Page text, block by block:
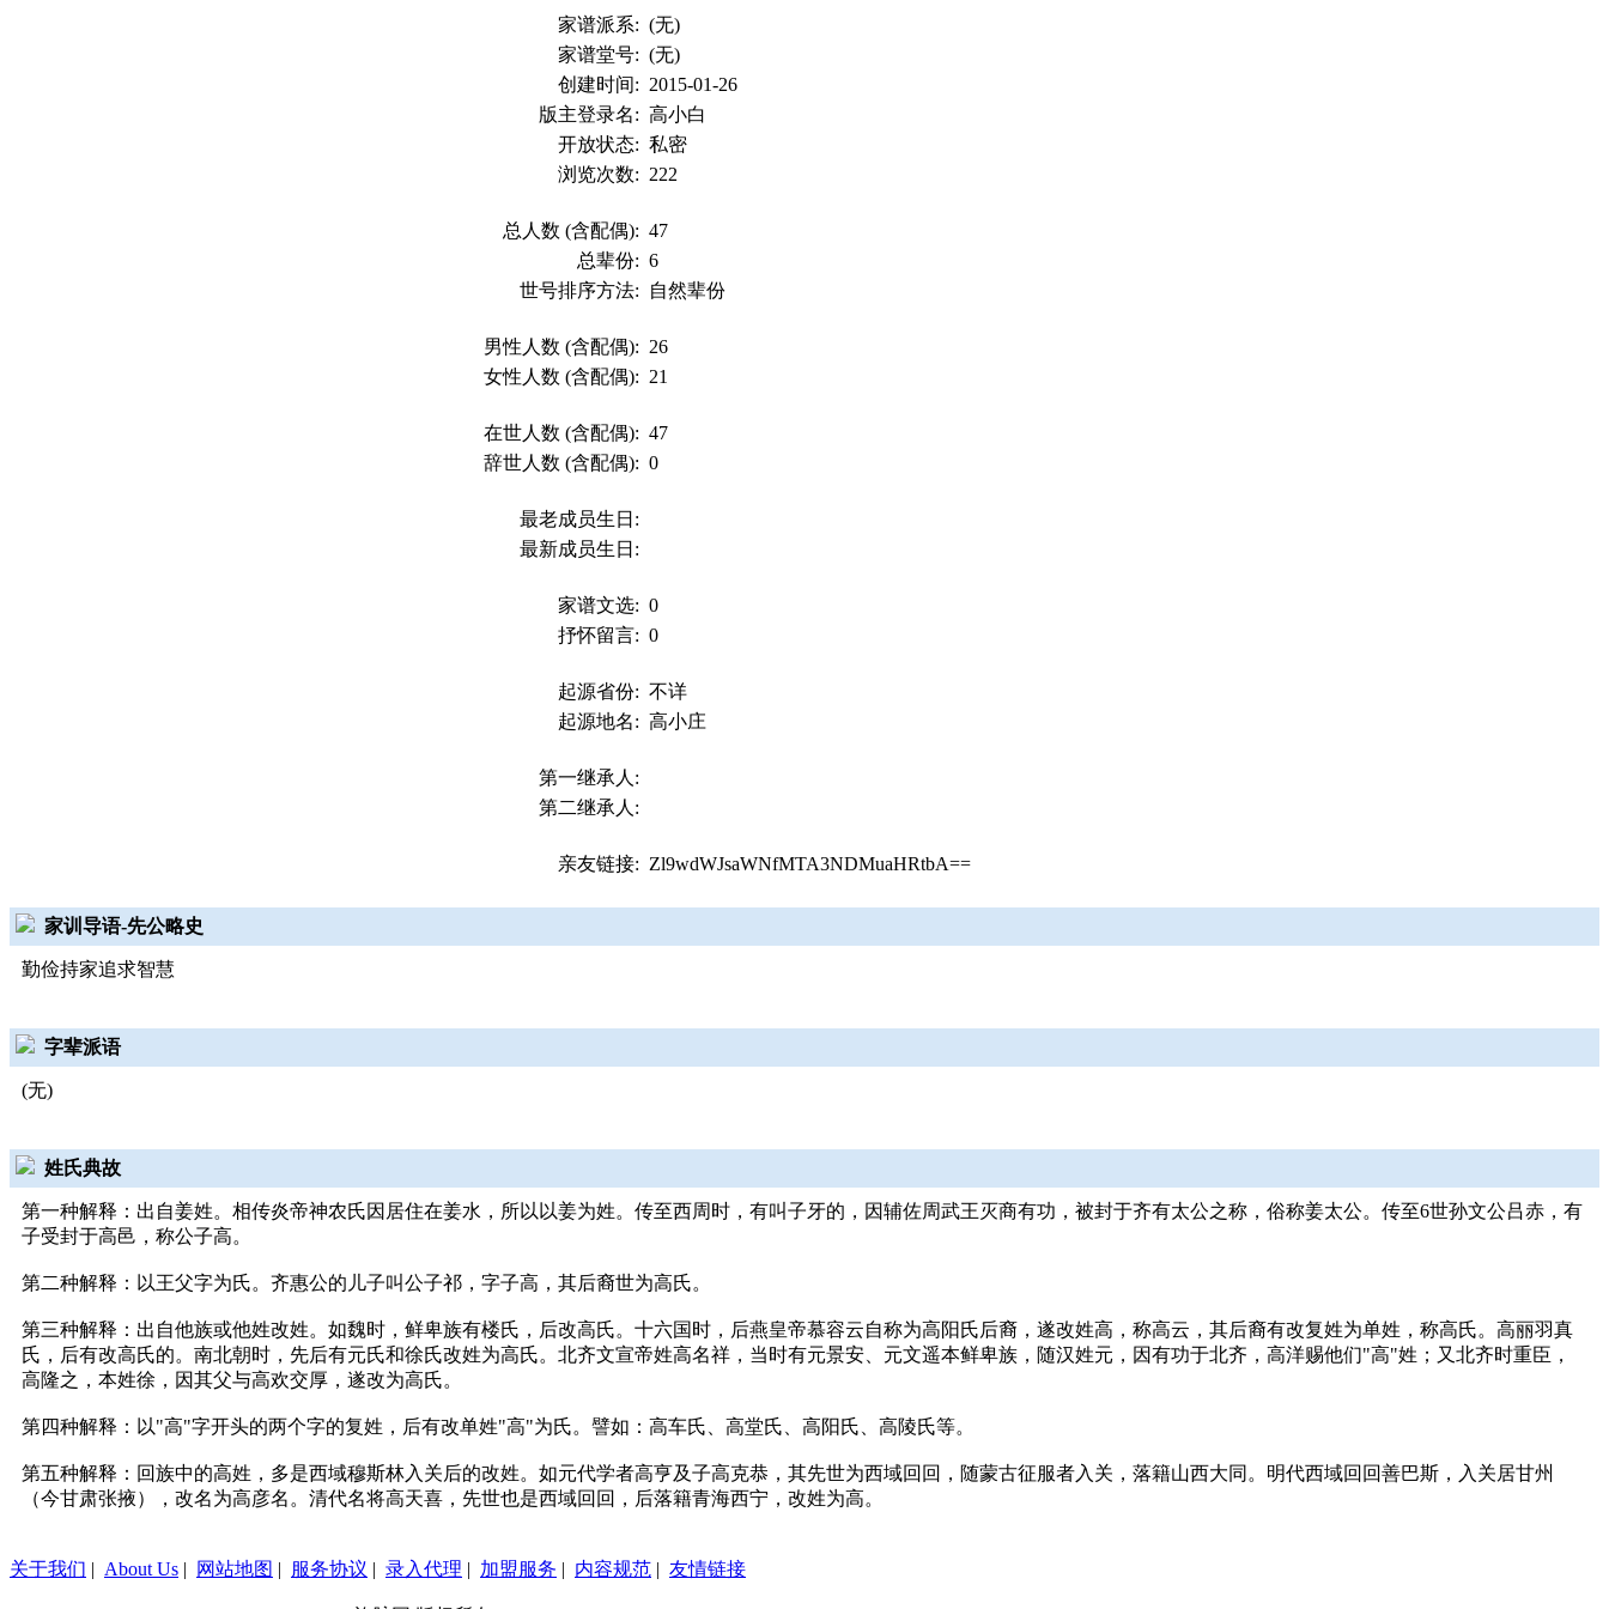
家谱派系: (无)
家谱堂号: (无)
创建时间: 2015-01-26
版主登录名: 高小白
开放状态: 私密
浏览次数: 222
总人数 (含配偶): 47
总辈份: 6
世号排序方法:
自然辈份
男性人数 (含配偶): 26
女性人数 (含配偶): 21
在世人数 (含配偶): 47
辞世人数 (含配偶): 0
最老成员生日:
最新成员生日:
家谱文选: 0
抒怀留言: 0
起源省份: 不详
起源地名: 高小庄
第一继承人:
第二继承人:
亲友链接: Zl9wdWJsaWNfMTA3NDMuaHRtbA==
家训导语-先公略史
勤俭持家追求智慧
字辈派语
(无)
姓氏典故
第一种解释：出自姜姓。相传炎帝神农氏因居住在姜水，所以以姜为姓。传至西周时，有叫子牙的，因辅佐周武王灭商有功，被封于齐有太公之称，俗称姜太公。传至6世孙文公吕赤，有
子受封于高邑，称公子高。
第二种解释：以王父字为氏。齐惠公的儿子叫公子祁，字子高，其后裔世为高氏。
第三种解释：出自他族或他姓改姓。如魏时，鲜卑族有楼氏，后改高氏。十六国时，后燕皇帝慕容云自称为高阳氏后裔，遂改姓高，称高云，其后裔有改复姓为单姓，称高氏。高丽羽真
氏，后有改高氏的。南北朝时，先后有元氏和徐氏改姓为高氏。北齐文宣帝姓高名祥，当时有元景安、元文遥本鲜卑族，随汉姓元，因有功于北齐，高洋赐他们"高"姓；又北齐时重臣，
高隆之，本姓徐，因其父与高欢交厚，遂改为高氏。
第四种解释：以"高"字开头的两个字的复姓，后有改单姓"高"为氏。譬如：高车氏、高堂氏、高阳氏、高陵氏等。
第五种解释：回族中的高姓，多是西域穆斯林入关后的改姓。如元代学者高亨及子高克恭，其先世为西域回回，随蒙古征服者入关，落籍山西大同。明代西域回回善巴斯，入关居甘州
（今甘肃张掖），改名为高彦名。清代名将高天喜，先世也是西域回回，后落籍青海西宁，改姓为高。
关于我们 | About Us | 网站地图 | 服务协议 | 录入代理 | 加盟服务 | 内容规范 | 友情链接